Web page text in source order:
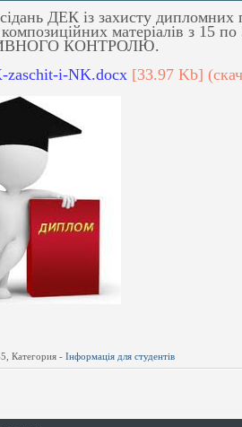
ДЕК із захисту дипломних
композиційних матеріалів з 15
КОНТРОЛЮ.
zaschit-i-NK.docx [33.97 Kb]
Категория - Інформація для студентів